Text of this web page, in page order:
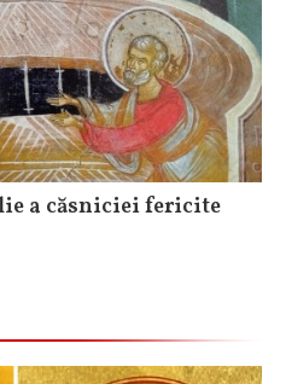
a căsniciei fericite